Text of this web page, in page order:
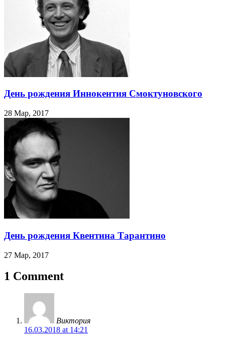
День рождения Иннокентия Смоктуновского
28 Мар, 2017
День рождения Квентина Тарантино
27 Мар, 2017
1 Comment
Виктория
16.03.2018 at 14:21